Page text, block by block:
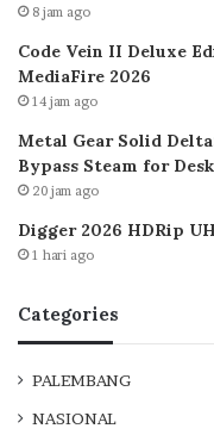
8 jam ago
Code Vein II Deluxe
MediaFire 2026
14 jam ago
Metal Gear Solid
Bypass Steam for
20 jam ago
Digger 2026 HDRip
1 hari ago
Categories
PALEMBANG
NASIONAL